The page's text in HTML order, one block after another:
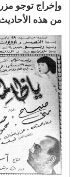
وإخراج توجو
من هذه